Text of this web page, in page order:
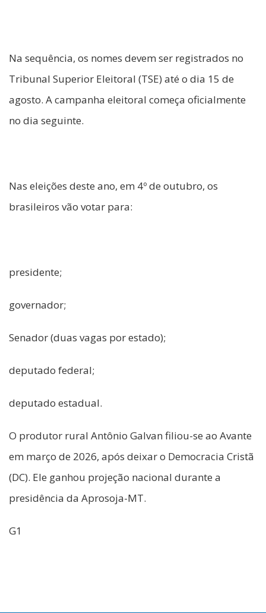
Na sequência, os nomes devem ser registrados no
Tribunal Superior Eleitoral (TSE) até o dia 15 de
agosto. A campanha eleitoral começa oficialmente
no dia seguinte.
Nas eleições deste ano, em 4º de outubro, os
brasileiros vão votar para:
presidente;
governador;
Senador (duas vagas por estado);
deputado federal;
deputado estadual.
O produtor rural Antônio Galvan filiou-se ao Avante
em março de 2026, após deixar o Democracia Cristã
(DC). Ele ganhou projeção nacional durante a
presidência da Aprosoja-MT.
G1